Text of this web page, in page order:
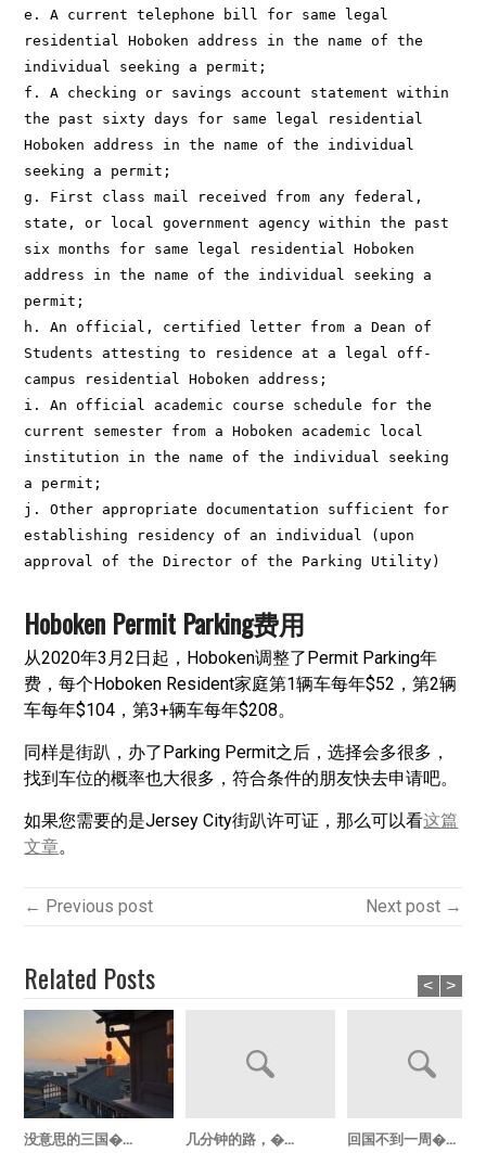
e. A current telephone bill for same legal
residential Hoboken address in the name of the
individual seeking a permit;
f. A checking or savings account statement within
the past sixty days for same legal residential
Hoboken address in the name of the individual
seeking a permit;
g. First class mail received from any federal,
state, or local government agency within the past
six months for same legal residential Hoboken
address in the name of the individual seeking a
permit;
h. An official, certified letter from a Dean of
Students attesting to residence at a legal off-
campus residential Hoboken address;
i. An official academic course schedule for the
current semester from a Hoboken academic local
institution in the name of the individual seeking
a permit;
j. Other appropriate documentation sufficient for
establishing residency of an individual (upon
approval of the Director of the Parking Utility)
Hoboken Permit Parking费用
从2020年3月2日起，Hoboken调整了Permit Parking年
费，每个Hoboken Resident家庭第1辆车每年$52，第2辆
车每年$104，第3+辆车每年$208。
同样是街趴，办了Parking Permit之后，选择会多很多，
找到车位的概率也大很多，符合条件的朋友快去申请吧。
如果您需要的是Jersey City街趴许可证，那么可以看这篇
文章。
← Previous post Next post →
Related Posts
没意思的三国�... 几分钟的路，�... 回国不到一周�...
< >